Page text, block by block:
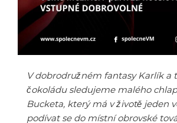
V dobrodružném fantasy Karlík a
čokoládu sledujeme malého
Bucketa, který má v životě jeden
podívat se do místní obrovské